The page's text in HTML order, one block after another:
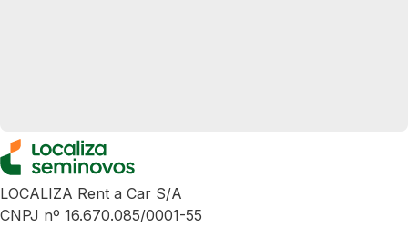
LOCALIZA Rent a Car S/A
CNPJ nº 16.670.085/0001-55